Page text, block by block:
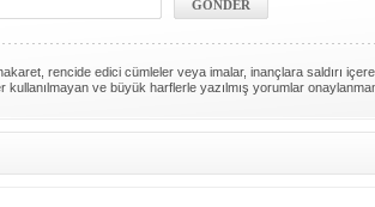
rencide edici cümleler veya imalar, inançlara saldırı
kullanılmayan ve büyük harflerle yazılmış yorumlar